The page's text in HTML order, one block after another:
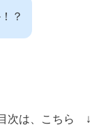
？
次は、こちら ↓